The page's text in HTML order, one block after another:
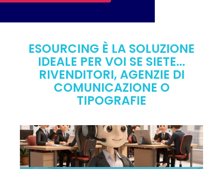
ESOURCING È LA SOLUZIONE
IDEALE PER VOI SE SIETE...
RIVENDITORI, AGENZIE DI
COMUNICAZIONE O
TIPOGRAFIE